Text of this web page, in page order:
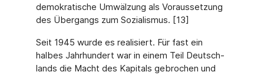
demokra­tische Umwälzung als Voraussetzung
des Übergangs zum Sozialismus. [13]
Seit 1945 wurde es realisiert. Für fast ein
halbes Jahrhundert war in einem Teil Deutsch­
lands die Macht des Kapitals gebrochen und